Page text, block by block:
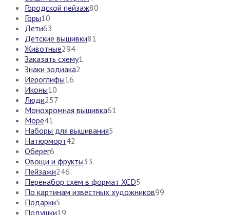
Городской пейзаж80
Горы10
Дети63
Детские вышивки81
Животные294
Заказать схему1
Знаки зодиака2
Иероглифы16
Иконы10
Люди257
Монохромная вышивка61
Море41
Наборы для вышивания5
Натюрморт42
Оберег6
Овощи и фрукты33
Пейзажи246
Перенабор схем в формат XCD5
По картинам известных художников99
Подарки5
Подушки19